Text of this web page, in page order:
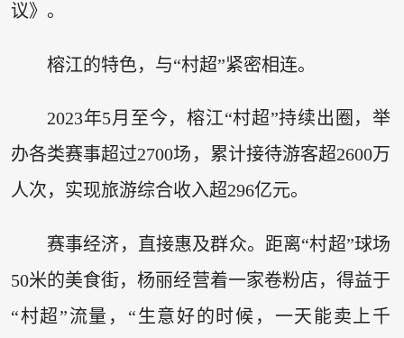
议》。
榕江的特色，与“村超”紧密相连。
2023年5月至今，榕江“村超”持续出圈，举
办各类赛事超过2700场，累计接待游客超2600万
人次，实现旅游综合收入超296亿元。
赛事经济，直接惠及群众。距离“村超”球场
50米的美食街，杨丽经营着一家卷粉店，得益于
“村超”流量，“生意好的时候，一天能卖上千